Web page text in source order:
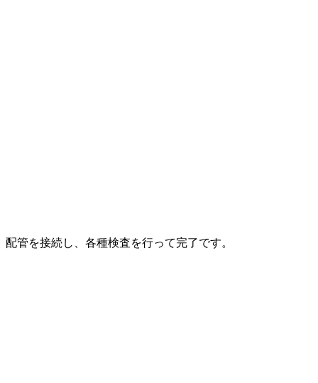
配管を接続し、各種検査を行って完了です。